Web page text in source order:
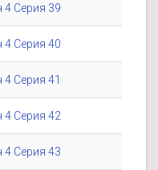
4 Серия 39
4 Серия 40
Серия 41
4 Серия 42
4 Серия 43